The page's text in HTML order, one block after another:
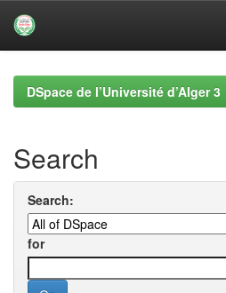
navigationDSpace de l’Université d’Alger 3
Search
Search:
for